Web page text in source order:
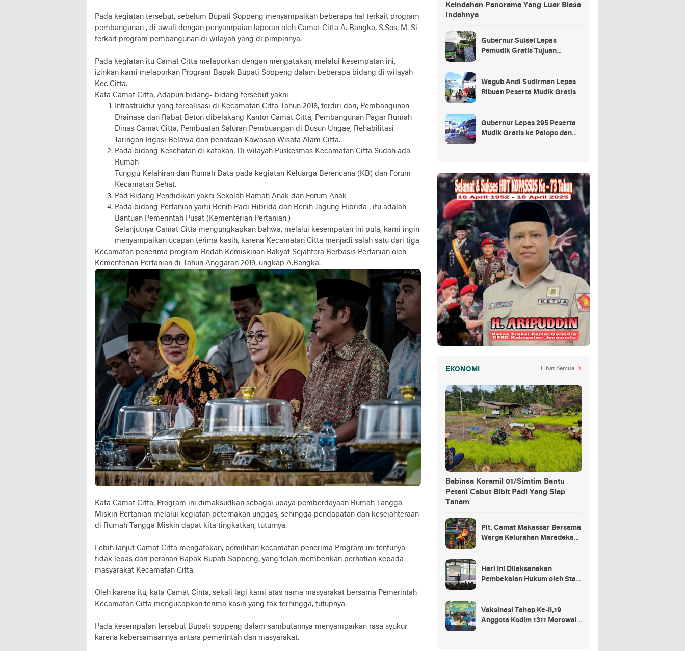
Pada kegiatan tersebut, sebelum Bupati Soppeng menyampaikan beberapa hal terkait program
pembangunan , di awali dengan penyampaian laporan oleh Camat Citta A. Bangka, S.Sos, M. Si
terkait program pembangunan di wilayah yang di pimpinnya.
Pada kegiatan itu Camat Citta melaporkan dengan mengatakan, melalui kesempatan ini,
izinkan kami melaporkan Program Bapak Bupati Soppeng dalam beberapa bidang di wilayah
Kec.Citta.
Kata Camat Citta, Adapun bidang- bidang tersebut yakni
Infrastruktur yang terealisasi di Kecamatan Citta Tahun 2018, terdiri dari, Pembangunan
Drainase dan Rabat Beton dibelakang Kantor Camat Citta, Pembangunan Pagar Rumah
Dinas Camat Citta, Pembuatan Saluran Pembuangan di Dusun Ungae, Rehabilitasi
Jaringan Irigasi Belawa dan penataan Kawasan Wisata Alam Citta.
Pada bidang Kesehatan di katakan, Di wilayah Puskesmas Kecamatan Citta Sudah ada
Rumah
Tunggu Kelahiran dan Rumah Data pada kegiatan Keluarga Berencana (KB) dan Forum
Kecamatan Sehat.
Pad Bidang Pendidikan yakni Sekolah Ramah Anak dan Forum Anak
Pada bidang Pertanian yaitu Benih Padi Hibrida dan Benih Jagung Hibrida , itu adalah
Bantuan Pemerintah Pusat (Kementerian Pertanian.)
Selanjutnya Camat Citta mengungkapkan bahwa, melalui kesempatan ini pula, kami ingin
menyampaikan ucapan terima kasih, karena Kecamatan Citta menjadi salah satu dari tiga
Kecamatan penerima program Bedah Kemiskinan Rakyat Sejahtera Berbasis Pertanian oleh
Kementerian Pertanian di Tahun Anggaran 2019, ungkap A.Bangka.
Kata Camat Citta, Program ini dimaksudkan sebagai upaya pemberdayaan Rumah Tangga
Miskin Pertanian melalui kegiatan peternakan unggas, sehingga pendapatan dan kesejahteraan
di Rumah Tangga Miskin dapat kita tingkatkan, tuturnya.
Lebih lanjut Camat Citta mengatakan, pemilihan kecamatan penerima Program ini tentunya
tidak lepas dari peranan Bapak Bupati Soppeng, yang telah memberikan perhatian kepada
masyarakat Kecamatan Citta.
Oleh karena itu, kata Camat Cinta, sekali lagi kami atas nama masyarakat bersama Pemerintah
Kecamatan Citta mengucapkan terima kasih yang tak terhingga, tutupnya.
Pada kesempatan tersebut Bupati soppeng dalam sambutannya menyampaikan rasa syukur
karena kebersamaannya antara pemerintah dan masyarakat.
Keindahan Panorama Yang Luar Biasa
Indahnya
Gubernur Sulsel Lepas
Pemudik Gratis Tujuan
Wagub Andi Sudirman Lepas
Ribuan Peserta Mudik Gratis
Gubernur Lepas 295 Peserta
Mudik Gratis ke Palopo dan
EKONOMI Lihat Semua
Babinsa Koramil 01/Simtim Bantu
Petani Cabut Bibit Padi Yang Siap
Tanam
Plt. Camat Makassar Bersama
Warga Kelurahan Maradekaya
Hari Ini Dilaksanakan
Pembekalan Hukum oleh Staf
Kostrad
Vaksinasi Tahap Ke-II,19
Anggota Kodim 1311 Morowali